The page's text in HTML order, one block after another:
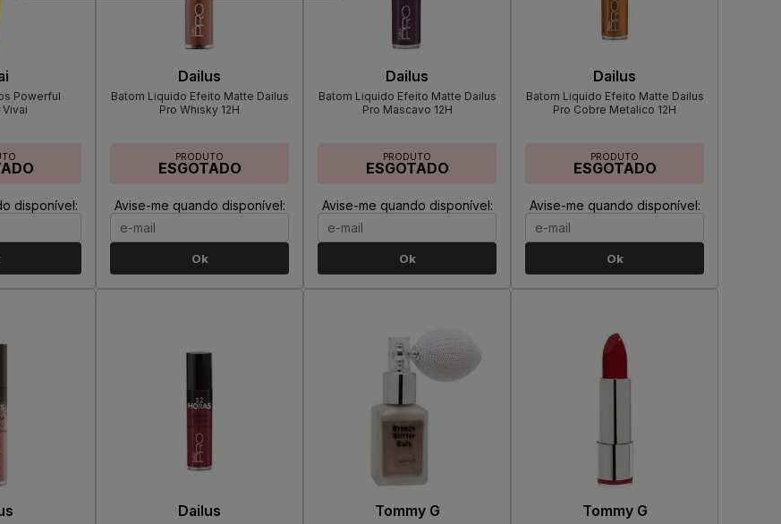
Powerful
Vivai
disponível:
Dailus
Batom Liquido Efeito Matte Dailus
Pro Whisky 12H
PRODUTO
ESGOTADO
Avise-me quando disponível:
Ok
Dailus
Batom Liquido Efeito Matte Dailus
Pro Mascavo 12H
PRODUTO
ESGOTADO
Avise-me quando disponível:
Ok
Dailus
Batom Liquido Efeito Matte Dailus
Pro Cobre Metalico 12H
PRODUTO
ESGOTADO
Avise-me quando disponível:
Ok
Dailus Tommy G Tommy G